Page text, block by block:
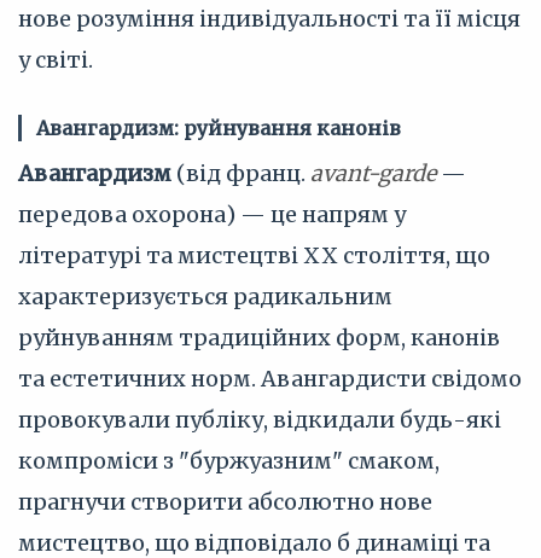
нове розуміння індивідуальності та її місця
у світі.
Авангардизм: руйнування канонів
Авангардизм (від франц. avant-garde—
передова охорона) — це напрям у
літературі та мистецтві XX століття, що
характеризується радикальним
руйнуванням традиційних форм, канонів
та естетичних норм. Авангардисти свідомо
провокували публіку, відкидали будь-які
компроміси з "буржуазним" смаком,
прагнучи створити абсолютно нове
мистецтво, що відповідало б динаміці та